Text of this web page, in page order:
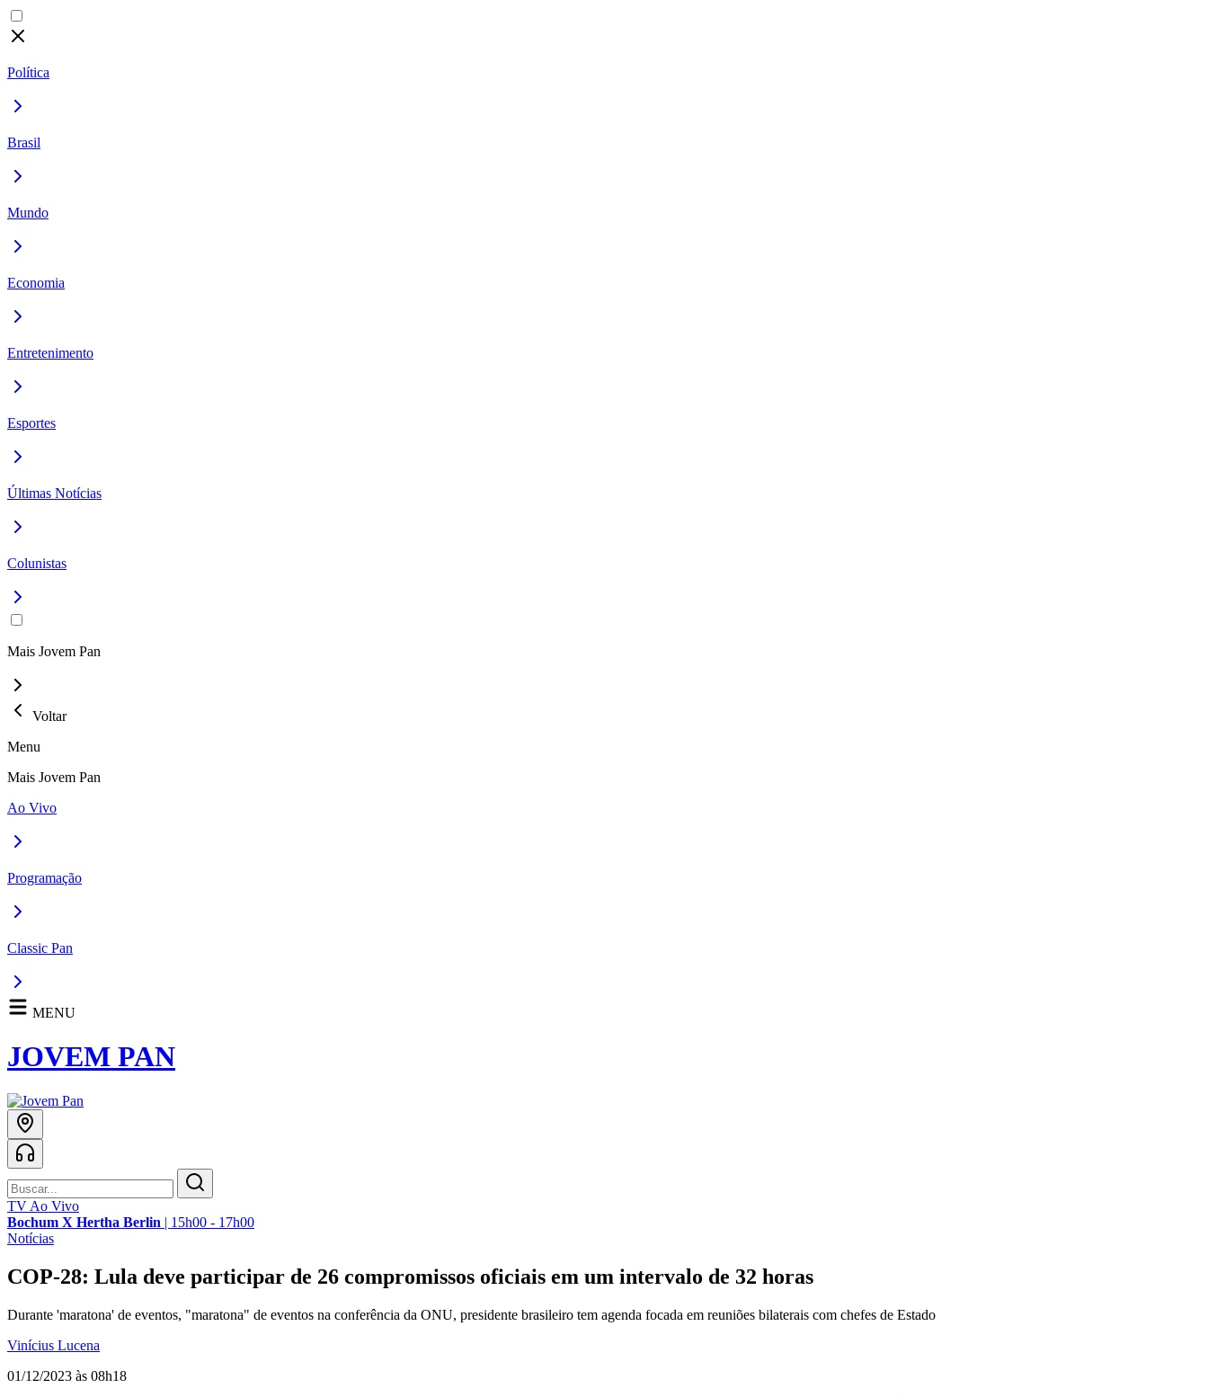
Política
Brasil
Mundo
Economia
Entretenimento
Esportes
Últimas Notícias
Colunistas
Mais Jovem Pan
Voltar
Menu
Mais Jovem Pan
Ao Vivo
Programação
Classic Pan
MENU
JOVEM PAN
TV Ao Vivo
Bochum X Hertha Berlin | 15h00 - 17h00
Notícias
COP-28: Lula deve participar de 26 compromissos oficiais em um intervalo de 32 horas
Durante 'maratona' de eventos, "maratona" de eventos na conferência da ONU, presidente brasileiro tem agenda focada em reuniões bilaterais com chefes de Estado
Vinícius Lucena
01/12/2023 às 08h18